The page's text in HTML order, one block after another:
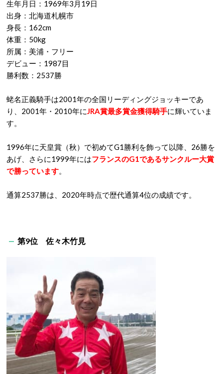
生年月日：1969年3月19日
出身：北海道札幌市
身長：162cm
体重：50kg
所属：美浦・フリー
デビュー：1987目
勝利数：2537勝
蛯名正義騎手は2001年の全国リーディングジョッキーであ
り、2001年・2010年にJRA賞最多賞金獲得騎手に輝いていま
す。
1996年に天皇賞（秋）で初めてG1勝利を飾って以降、26勝を
あげ、さらに1999年にはフランスのG1であるサンクルー大賞
で勝っています。
通算2537勝は、2020年時点で歴代通算4位の成績です。
第9位 佐々木竹見